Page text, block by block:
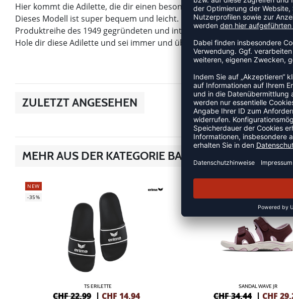
Hier kommt die Adilette, die dir einen besonderen Look und ein
Dieses Modell ist super bequem und leicht. Die hervorragende Adilette
Produktreihe des 1949 gegründeten und internation führenden
Hole dir diese Adilette und sei immer und überall bestens gekleidet!
ZULETZT ANGESEHEN
MEHR AUS DER KATEGORIE BADESCHUHE
NEW
-35%
TS ERILETTE
CHF 22,99 |CHF 14,94
-15%
SANDAL WAVE JR
CHF 34,44 | CHF